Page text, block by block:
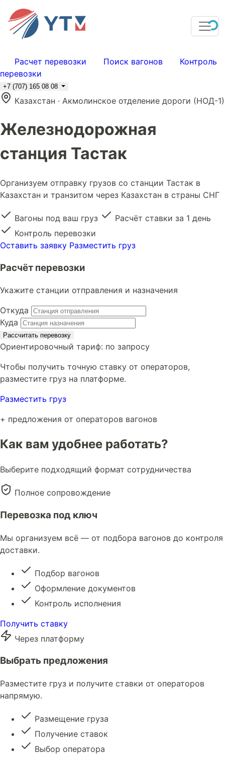
Расчет перевозки Поиск вагонов
Контроль
перевозки
+7 (707) 165 08 08
Казахстан · Акмолинское отделение дороги (НОД-1)
Железнодорожная
станция Тастак
Организуем отправку грузов со станции Тастак в
Казахстан и транзитом через Казахстан в страны СНГ
Вагоны под ваш груз
Расчёт ставки за 1 день
Контроль перевозки
Оставить заявку Разместить груз
Расчёт перевозки
Укажите станции отправления и назначения
Откуда
Куда
Рассчитать перевозку
Ориентировочный тариф: по запросу
Чтобы получить точную ставку от операторов,
разместите груз на платформе.
Разместить груз
+ предложения от операторов вагонов
Как вам удобнее работать?
Выберите подходящий формат сотрудничества
Полное сопровождение
Перевозка под ключ
Мы организуем всё — от подбора вагонов до контроля
доставки.
Подбор вагонов
Оформление документов
Контроль исполнения
Получить ставку
Через платформу
Выбрать предложения
Разместите груз и получите ставки от операторов
напрямую.
Размещение груза
Получение ставок
Выбор оператора